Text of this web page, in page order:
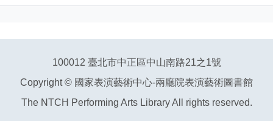
100012 臺北市中正區中山南路21之1號
Copyright © 國家表演藝術中心-兩廳院表演藝術圖書館
The NTCH Performing Arts Library All rights reserved.